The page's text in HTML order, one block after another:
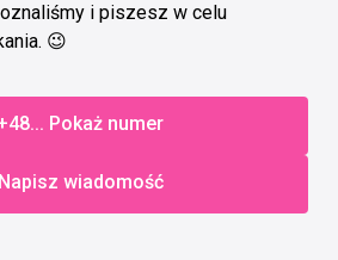
i piszesz w celu
😉
Pokaż numer
wiadomość